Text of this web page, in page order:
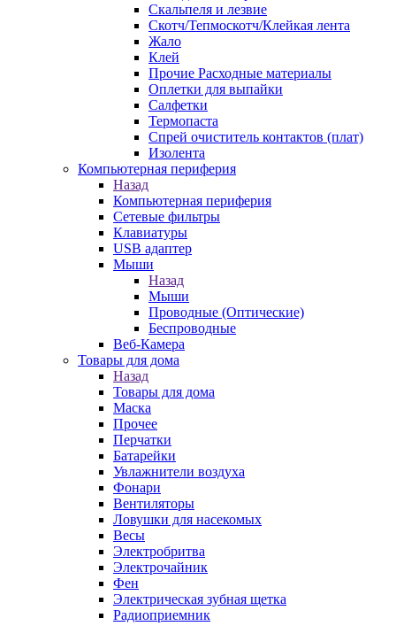
Скальпеля и лезвие
Скотч/Тепмоскотч/Клейкая лента
Жало
Клей
Прочие Расходные материалы
Оплетки для выпайки
Салфетки
Термопаста
Спрей очиститель контактов (плат)
Изолента
Компьютерная периферия
Назад
Компьютерная периферия
Сетевые фильтры
Клавиатуры
USB адаптер
Мыши
Назад
Мыши
Проводные (Оптические)
Беспроводные
Веб-Камера
Товары для дома
Назад
Товары для дома
Маска
Прочее
Перчатки
Батарейки
Увлажнители воздуха
Фонари
Вентиляторы
Ловушки для насекомых
Весы
Электробритва
Электрочайник
Фен
Электрическая зубная щетка
Радиоприемник